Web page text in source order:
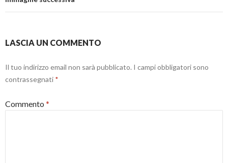
LASCIA UN COMMENTO
Il tuo indirizzo email non sarà pubblicato. I campi obbligatori sono
contrassegnati *
Commento *